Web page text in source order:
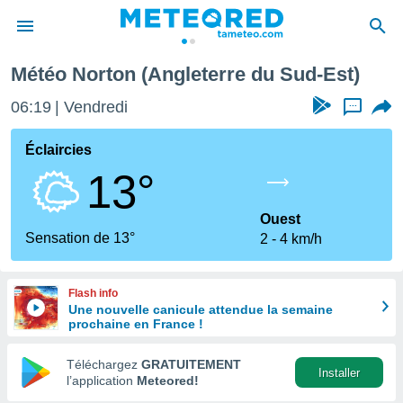
de
en
Météo Norton (Angleterre du Sud-Est)
06:19 Vendredi ...
Éclaircies
13°
Sensation de 13°
Ouest
2
4 km/h
Flash info
Une nouvelle canicule attendue la semaine
prochaine en France !
Téléchargez GRATUITEMENT
l’application Meteored!
Installer